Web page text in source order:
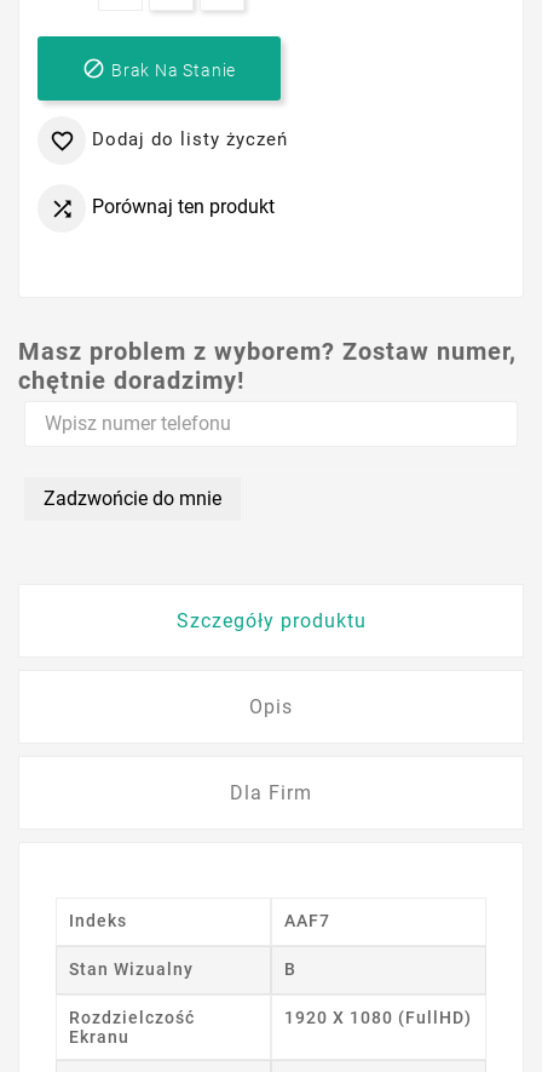
 Brak Na Stanie
 Dodaj do listy życzeń
 Porównaj ten produkt
Masz problem z wyborem? Zostaw numer,
chętnie doradzimy!
Zadzwońcie do mnie
Szczegóły produktu
Opis
Dla Firm
Indeks AAF7
Stan Wizualny B
Rozdzielczość
Ekranu
1920 X 1080 (FullHD)